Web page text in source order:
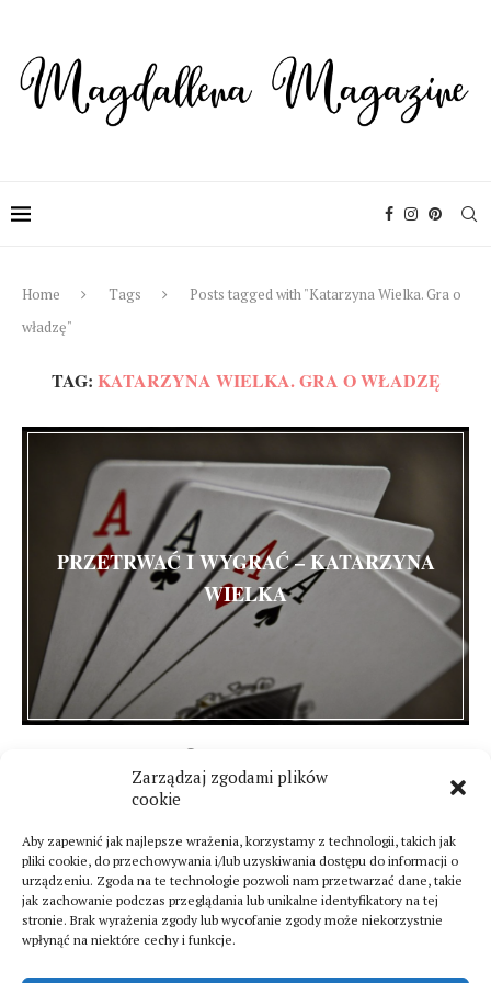
Zarządzaj zgodami plików
cookie
Aby zapewnić jak najlepsze wrażenia, korzystamy z technologii, takich jak
pliki cookie, do przechowywania i/lub uzyskiwania dostępu do informacji o
urządzeniu. Zgoda na te technologie pozwoli nam przetwarzać dane, takie
jak zachowanie podczas przeglądania lub unikalne identyfikatory na tej
stronie. Brak wyrażenia zgody lub wycofanie zgody może niekorzystnie
wpłynąć na niektóre cechy i funkcje.
Home Tags
Posts tagged with "Katarzyna Wielka. Gra o
władzę"
TAG: KATARZYNA WIELKA. GRA O WŁADZĘ
PRZETRWAĆ I WYGRAĆ – KATARZYNA
WIELKA
0 komentarze